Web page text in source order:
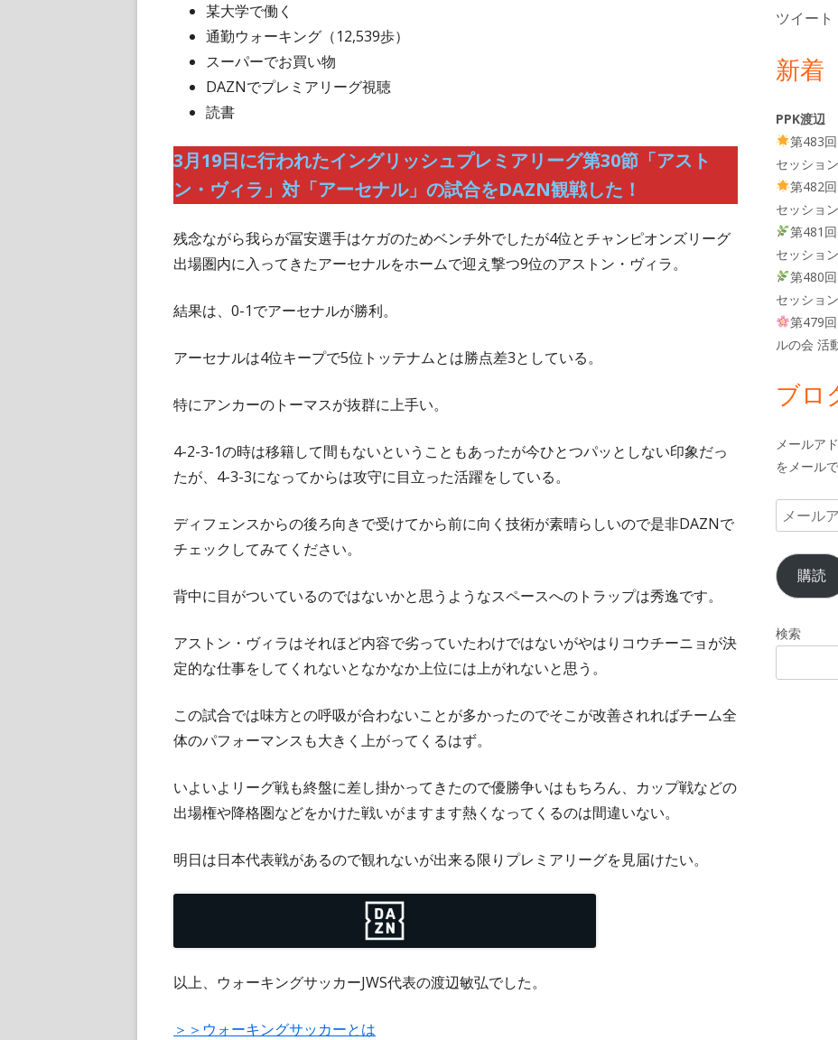
某大学で働く
通勤ウォーキング（12,539歩）
スーパーでお買い物
DAZNでプレミアリーグ視聴
読書
3月19日に行われたイングリッシュプレミアリーグ第30節「アスト
ン・ヴィラ」対「アーセナル」の試合をDAZN観戦した！
残念ながら我らが冨安選手はケガのためベンチ外でしたが4位とチャンピオンズリーグ
出場圏内に入ってきたアーセナルをホームで迎え撃つ9位のアストン・ヴィラ。
結果は、0-1でアーセナルが勝利。
アーセナルは4位キープで5位トッテナムとは勝点差3としている。
特にアンカーのトーマスが抜群に上手い。
4-2-3-1の時は移籍して間もないということもあったが今ひとつパッとしない印象だっ
たが、4-3-3になってからは攻守に目立った活躍をしている。
ディフェンスからの後ろ向きで受けてから前に向く技術が素晴らしいので是非DAZNで
チェックしてみてください。
背中に目がついているのではないかと思うようなスペースへのトラップは秀逸です。
アストン・ヴィラはそれほど内容で劣っていたわけではないがやはりコウチーニョが決
定的な仕事をしてくれないとなかなか上位には上がれないと思う。
この試合では味方との呼吸が合わないことが多かったのでそこが改善されればチーム全
体のパフォーマンスも大きく上がってくるはず。
いよいよリーグ戦も終盤に差し掛かってきたので優勝争いはもちろん、カップ戦などの
出場権や降格圏などをかけた戦いがますます熱くなってくるのは間違いない。
明日は日本代表戦があるので観れないが出来る限りプレミアリーグを見届けたい。
以上、ウォーキングサッカーJWS代表の渡辺敏弘でした。
＞＞ウォーキングサッカーとは
ツイート
新着
PPK渡辺
第483
セッショ
第482
セッショ
第481
セッショ
第480
セッショ
第479
ルの会 活
ブロ
メールア
をメール
メ
ー
ル
ア
ド
ス
購読
検索